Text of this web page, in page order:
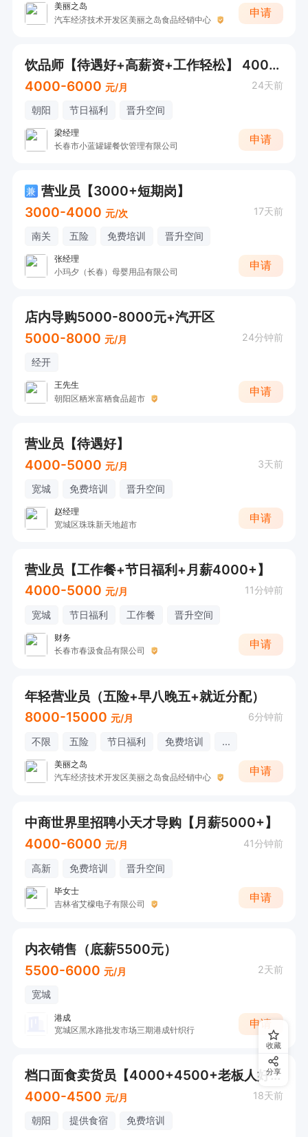
美丽之岛
汽车经济技术开发区美丽之岛食品经销中心
申请
饮品师【待遇好+高薪资+工作轻松】 4000-6000元/月
4000-6000 元/月 24天前
朝阳 节日福利 晋升空间
梁经理
长春市小蓝罐罐餐饮管理有限公司
申请
兼 营业员【3000+短期岗】
3000-4000 元/次 17天前
南关 五险 免费培训 晋升空间
张经理
小玛夕（长春）母婴用品有限公司
申请
店内导购5000-8000元+汽开区
5000-8000 元/月 24分钟前
经开
王先生
朝阳区粞米富粞食品超市
申请
营业员【待遇好】
4000-5000 元/月 3天前
宽城 免费培训 晋升空间
赵经理
宽城区珠珠新天地超市
申请
营业员【工作餐+节日福利+月薪4000+】
4000-5000 元/月 11分钟前
宽城 节日福利 工作餐 晋升空间
财务
长春市春汲食品有限公司
申请
年轻营业员（五险+早八晚五+就近分配）
8000-15000 元/月 6分钟前
不限 五险 节日福利 免费培训 ...
美丽之岛
汽车经济技术开发区美丽之岛食品经销中心
申请
中商世界里招聘小天才导购【月薪5000+】
4000-6000 元/月 41分钟前
高新 免费培训 晋升空间
毕女士
吉林省艾檬电子有限公司
申请
内衣销售（底薪5500元）
5500-6000 元/月 2天前
宽城
港成
宽城区黑水路批发市场三期港成针织行
申请
档口面食卖货员【4000+4500+老板人好+待遇好】
4000-4500 元/月 18天前
朝阳 提供食宿 免费培训
收藏
分享